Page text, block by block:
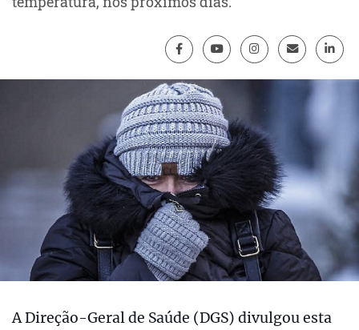
A Direção-Geral de Saúde (DGS) divulgou esta